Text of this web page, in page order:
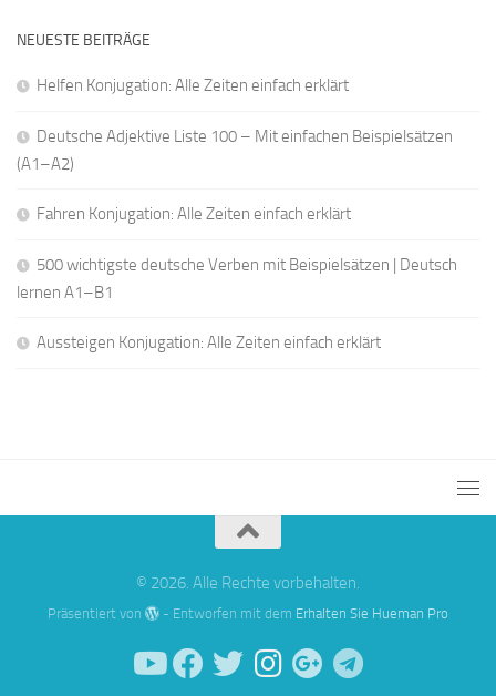
NEUESTE BEITRÄGE
Helfen Konjugation: Alle Zeiten einfach erklärt
Deutsche Adjektive Liste 100 – Mit einfachen Beispielsätzen
(A1–A2)
Fahren Konjugation: Alle Zeiten einfach erklärt
500 wichtigste deutsche Verben mit Beispielsätzen | Deutsch
lernen A1–B1
Aussteigen Konjugation: Alle Zeiten einfach erklärt
© 2026. Alle Rechte vorbehalten.
Präsentiert von - Entworfen mit dem Erhalten Sie Hueman Pro